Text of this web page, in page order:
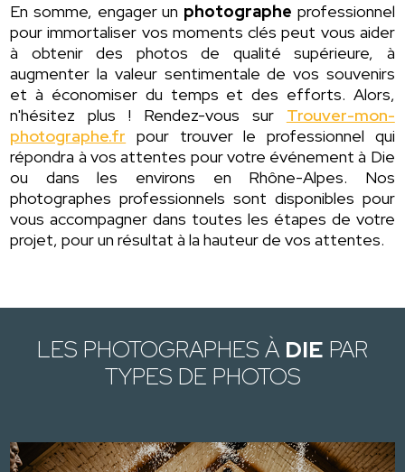
En somme, engager un photographe professionnel
pour immortaliser vos moments clés peut vous aider
à obtenir des photos de qualité supérieure, à
augmenter la valeur sentimentale de vos souvenirs
et à économiser du temps et des efforts. Alors,
n'hésitez plus ! Rendez-vous sur Trouver-mon-
photographe.fr pour trouver le professionnel qui
répondra à vos attentes pour votre événement à Die
ou dans les environs en Rhône-Alpes. Nos
photographes professionnels sont disponibles pour
vous accompagner dans toutes les étapes de votre
projet, pour un résultat à la hauteur de vos attentes.
LES PHOTOGRAPHES À DIE PAR
TYPES DE PHOTOS